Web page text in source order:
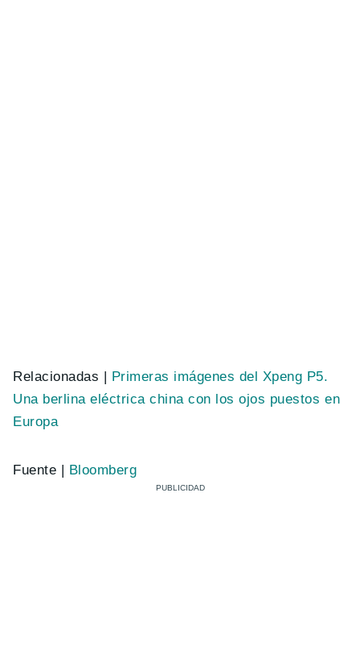
Relacionadas |
Primeras imágenes del Xpeng P5.
Una berlina eléctrica china con los ojos puestos en
Europa
Fuente | Bloomberg